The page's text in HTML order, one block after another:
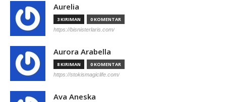
Aurelia
3 KIRIMAN 0 KOMENTAR
https://bisnisterlaris.com/
Aurora Arabella
8 KIRIMAN 0 KOMENTAR
https://stokismagiclife.com/
Ava Aneska